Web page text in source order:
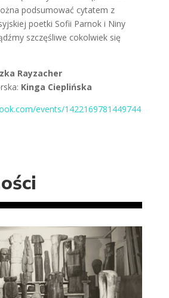
podsumować cytatem z
poetki Sofii Parnok i Niny
szczęśliwe cokolwiek się
Rayzacher
Kinga Cieplińska
events/1422169781449744